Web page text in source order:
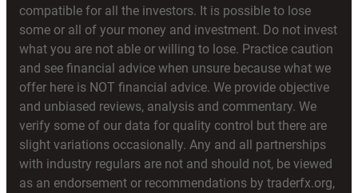
compatible for all the investors. It is possible to lose
some or all of your money and investment. Do not invest
what you are not able or willing to lose. Practice caution
and see financial advice when unsure because what we
offer here is NOT financial advice. We provide objective
and unbiased reviews, analysis and commentary. We
verify some of our data for quality control but there are
slight variations occasionally. Any and all partnerships
with industry regulars are not and should not, be viewed
as an endorsement or recommendations by traderfx.org,